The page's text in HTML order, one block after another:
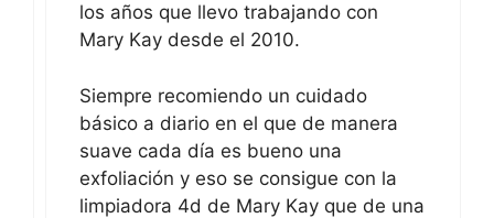
los años que llevo trabajando con
Mary Kay desde el 2010.
Siempre recomiendo un cuidado
básico a diario en el que de manera
suave cada día es bueno una
exfoliación y eso se consigue con la
limpiadora 4d de Mary Kay que de una